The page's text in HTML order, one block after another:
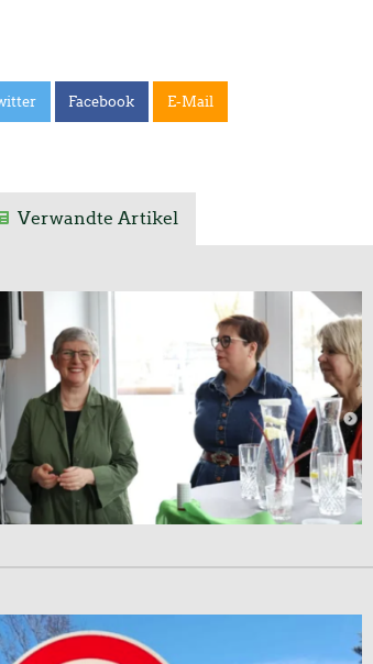
Facebook E-Mail
Verwandte Artikel